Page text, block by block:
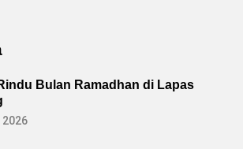
Bulan Ramadhan di Lapas